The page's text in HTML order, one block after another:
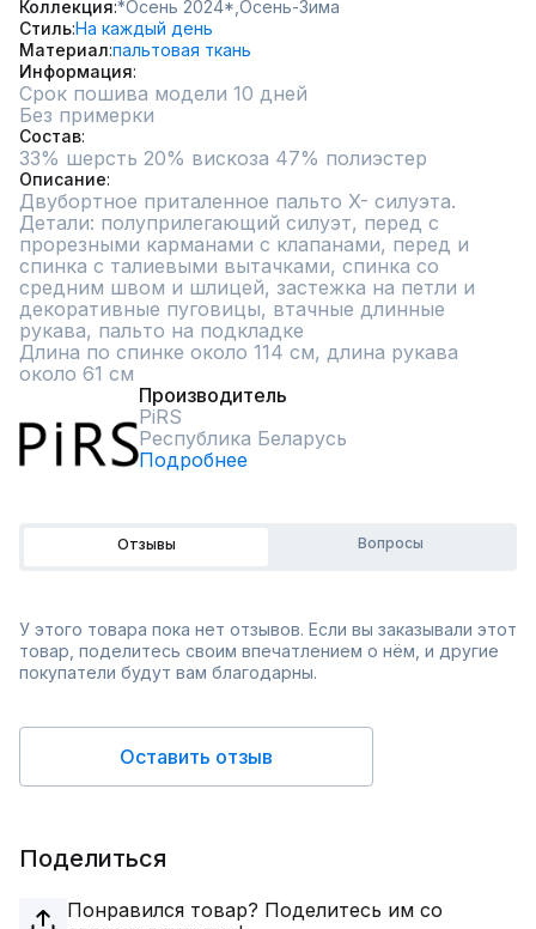
Коллекция *Осень 2024*, Осень-Зима
СтильНа каждый день
Материал пальтовая ткань
Информация
Срок пошива модели 10 дней
Без примерки
Состав
33% шерсть 20% вискоза 47% полиэстер
Описание
Двубортное приталенное пальто X- силуэта.
Детали: полуприлегающий силуэт, перед с
прорезными карманами с клапанами, перед и
спинка с талиевыми вытачками, спинка со
средним швом и шлицей, застежка на петли и
декоративные пуговицы, втачные длинные
рукава, пальто на подкладке
Длина по спинке около 114 см, длина рукава
около 61 см
Производитель
PiRS
Республика Беларусь
Подробнее
Отзывы Вопросы
У этого товара пока нет отзывов. Если вы заказывали этот
товар, поделитесь своим впечатлением о нём, и другие
покупатели будут вам благодарны.
Оставить отзыв
Поделиться
Понравился товар? Поделитесь им со